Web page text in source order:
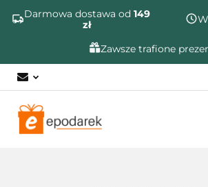
Darmowa dostawa od 149
zł
Zawsze trafione
Szukaj